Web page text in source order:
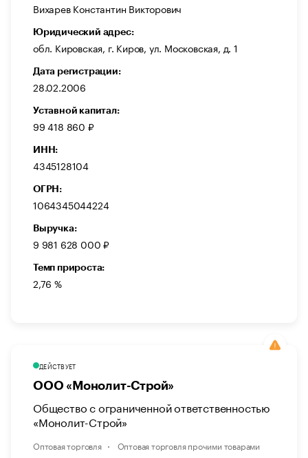
Вихарев Константин Викторович
Юридический адрес:
обл. Кировская, г. Киров, ул. Московская, д. 1
Дата регистрации:
28.02.2006
Уставной капитал:
99 418 860 ₽
ИНН:
4345128104
ОГРН:
1064345044224
Выручка:
9 981 628 000 ₽
Темп прироста:
2,76 %
ДЕЙСТВУЕТ
ООО «Монолит-Строй»
Общество с ограниченной ответственностью
«Монолит-Строй»
Оптовая торговля Оптовая торговля прочими товарами